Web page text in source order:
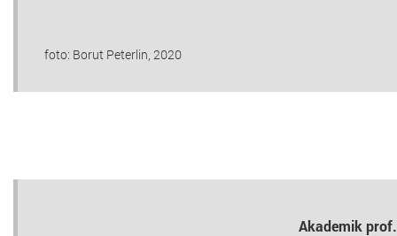
foto: Borut Peterlin, 2020
Akademik